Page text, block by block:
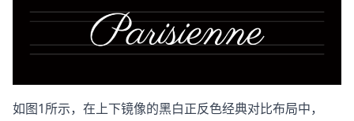
如图1所示，在上下镜像的黑白正反色经典对比布局中，